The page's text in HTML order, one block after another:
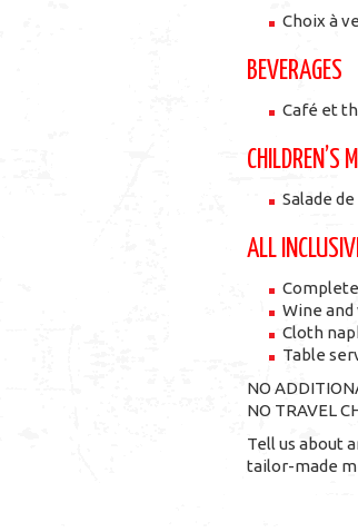
Choix à
BEVERAGES
Café et
CHILDREN’S
Salade
ALL
Wine and
Cloth
Table
NO
NO TRAVEL
Tell us about
tailor-made